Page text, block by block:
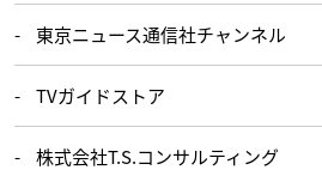
東京ニュース通信社チャンネル
TVガイドストア
株式会社T.S.コンサルティング